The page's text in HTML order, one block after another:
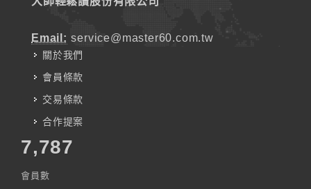
Email: service@master60.com.tw
關於我們
會員條款
交易條款
合作提案
7,787
會員數